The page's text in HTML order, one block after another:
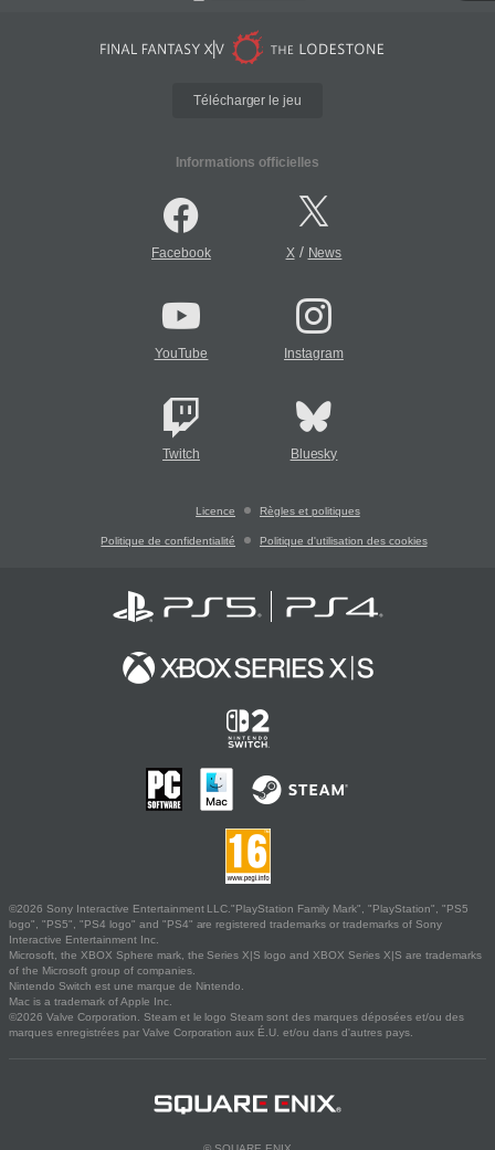
Télécharger le jeu
Informations officielles
Facebook X/ News
YouTube Instagram
Twitch Bluesky
Licence Règles et politiques
Politique de confidentialité Politique d'utilisation des cookies
©2026 Sony Interactive Entertainment LLC."PlayStation Family Mark", "PlayStation", "PS5
logo", "PS5", "PS4 logo" and "PS4" are registered trademarks or trademarks of Sony
Interactive Entertainment Inc.
Microsoft, the XBOX Sphere mark, the Series X|S logo and XBOX Series X|S are trademarks
of the Microsoft group of companies.
Nintendo Switch est une marque de Nintendo.
Mac is a trademark of Apple Inc.
©2026 Valve Corporation. Steam et le logo Steam sont des marques déposées et/ou des
marques enregistrées par Valve Corporation aux É.U. et/ou dans d'autres pays.